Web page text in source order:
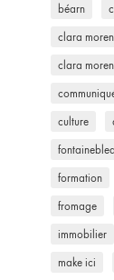
béarn
clara
clara
culture
formation
fromage
immobilier
make ici